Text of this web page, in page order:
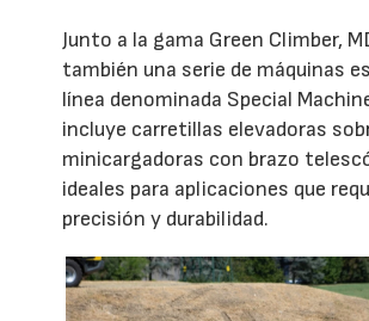
Junto a la gama Green Climber,
también una serie de máquinas
línea denominada Special
incluye carretillas elevadoras
minicargadoras con brazo
ideales para aplicaciones que
precisión y durabilidad.